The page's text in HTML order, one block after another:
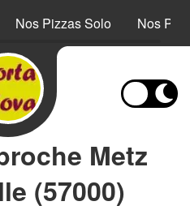
Nos Pizzas Solo Nos
Metz
(57000)